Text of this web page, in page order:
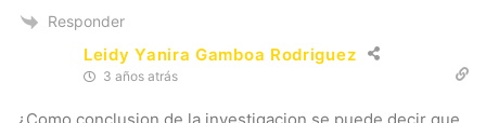
Responder
Leidy Yanira Gamboa Rodriguez
3 años atrás